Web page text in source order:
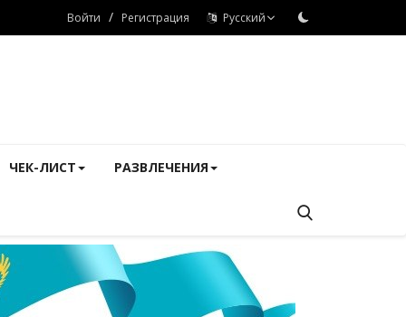
Войти / Регистрация Русский
ЧЕК-ЛИСТ РАЗВЛЕЧЕНИЯ